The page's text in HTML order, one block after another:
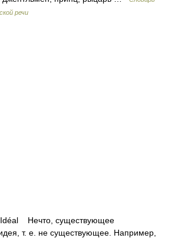
речи
Нечто, существующее
т. е. не существующее. Например,